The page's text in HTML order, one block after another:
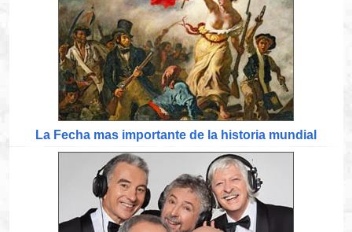
La Fecha mas importante de la historia mundial